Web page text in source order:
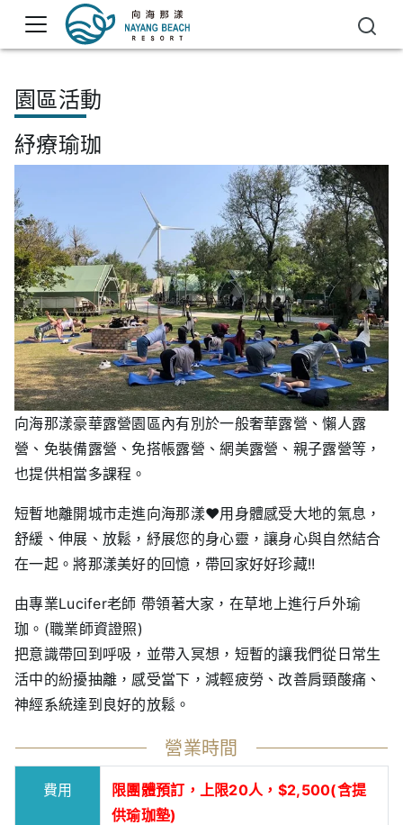
園區活動
紓療瑜珈
向海那漾豪華露營園區內有別於一般奢華露營、懶人露
營、免裝備露營、免搭帳露營、網美露營、親子露營等，
也提供相當多課程。
短暫地離開城市走進向海那漾❤️用身體感受大地的氣息，
舒緩、伸展、放鬆，紓展您的身心靈，讓身心與自然結合
在一起。將那漾美好的回憶，帶回家好好珍藏!!
由專業Lucifer老師 帶領著大家，在草地上進行戶外瑜
珈。(職業師資證照)
把意識帶回到呼吸，並帶入冥想，短暫的讓我們從日常生
活中的紛擾抽離，感受當下，減輕疲勞、改善肩頸酸痛、
神經系統達到良好的放鬆。
營業時間
費用
限團體預訂，上限20人，$2,500(含提
供瑜珈墊)